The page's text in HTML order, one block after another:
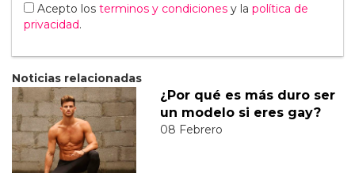
Acepto los terminos y condiciones y la política de
privacidad.
Noticias relacionadas
¿Por qué es más duro ser
un modelo si eres gay?
08 Febrero